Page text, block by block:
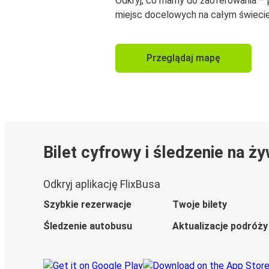
miejsc docelowych na całym
Przeglądaj mapę
Bilet cyfrowy i śledzenie na
Odkryj aplikację FlixBusa
Szybkie rezerwacje
Twoje bilety
Śledzenie autobusu
Aktualizacje podróży